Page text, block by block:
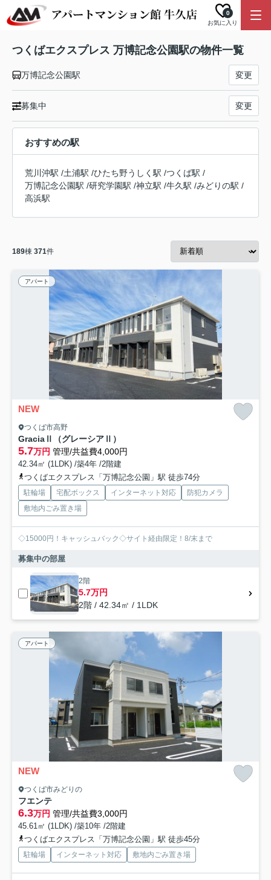
お気に入り
0
つくばエクスプレス 万博記念公園駅の物件一覧
万博記念公園駅 変更
募集中 変更
おすすめの駅
荒川沖駅 /土浦駅 /ひたち野うしく駅 /つくば駅 /
万博記念公園駅 /研究学園駅 /神立駅 /牛久駅 /みどりの駅 /
高浜駅
189棟 371件
アパート
NEW
つくば市高野
GraciaⅡ（グレーシアⅡ）
5.7万円 管理/共益費4,000円
42.34㎡ (1LDK) /築4年 /2階建
つくばエクスプレス「万博記念公園」駅 徒歩74分
駐輪場 宅配ボックス インターネット対応
防犯カメラ
敷地内ごみ置き場
◇15000円！キャッシュバック◇サイト経由限定！8/末まで
募集中の部屋
2階
5.7万円
2階 / 42.34㎡ / 1LDK
アパート
NEW
つくば市みどりの
フエンテ
6.3万円 管理/共益費3,000円
45.61㎡ (1LDK) /築10年 /2階建
つくばエクスプレス「万博記念公園」駅 徒歩45分
駐輪場 インターネット対応 敷地内ごみ置き場